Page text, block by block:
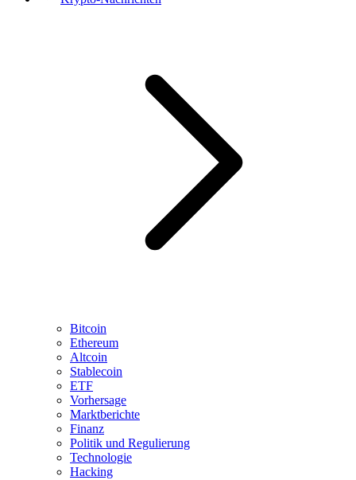
Bitcoin
Ethereum
Altcoin
Stablecoin
ETF
Vorhersage
Marktberichte
Finanz
Politik und Regulierung
Technologie
Hacking